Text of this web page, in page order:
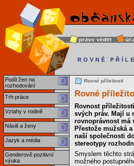
Podíl žen na
rozhodování
Trh práce
Vztahy v rodině
Násilí a ženy
Jazyk a média
Genderově pozitivní
výuka
ROVNÉ
Rovné příleitosti
Rovné
Rovnost
svých práv. Mají u
rovnoprávnost má
Přestože mužská
naší společnosti
stereotypy
Smyslem těchto
možného